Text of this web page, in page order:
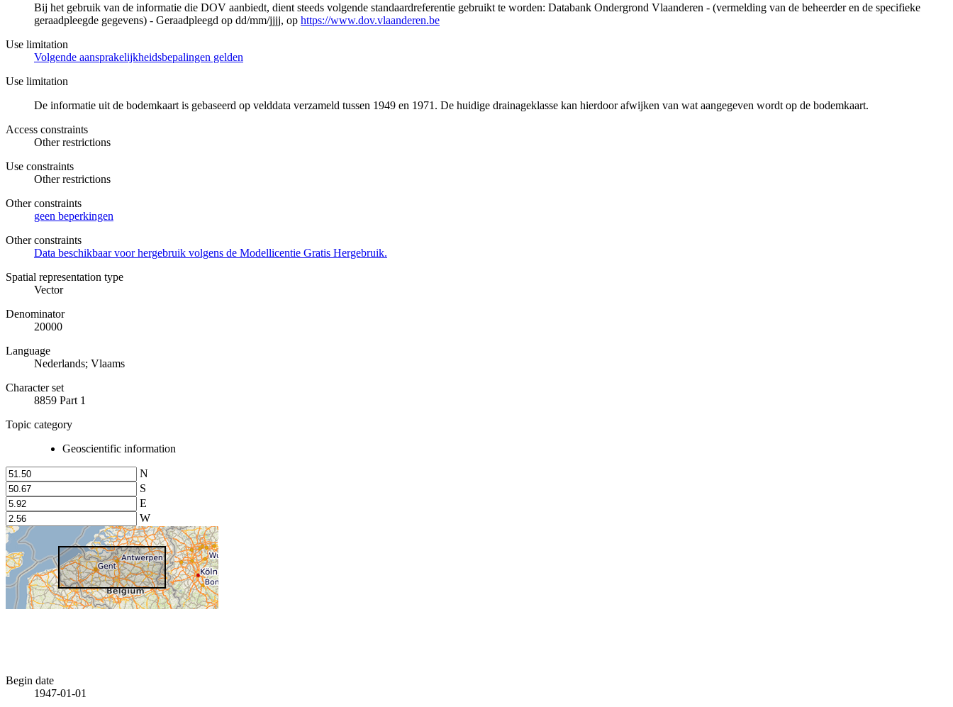
Bij het gebruik van de informatie die DOV aanbiedt, dient steeds volgende standaardreferentie gebruikt te worden: Databank Ondergrond Vlaanderen - (vermelding van de beheerder en de specifieke
geraadpleegde gegevens) - Geraadpleegd op dd/mm/jjjj, op https://www.dov.vlaanderen.be
Use limitation
Volgende aansprakelijkheidsbepalingen gelden
Use limitation
De informatie uit de bodemkaart is gebaseerd op velddata verzameld tussen 1949 en 1971. De huidige drainageklasse kan hierdoor afwijken van wat aangegeven wordt op de bodemkaart.
Access constraints
Other restrictions
Use constraints
Other restrictions
Other constraints
geen beperkingen
Other constraints
Data beschikbaar voor hergebruik volgens de Modellicentie Gratis Hergebruik.
Spatial representation type
Vector
Denominator
20000
Language
Nederlands; Vlaams
Character set
8859 Part 1
Topic category
Geoscientific information
N
S
E
W
Begin date
1947-01-01